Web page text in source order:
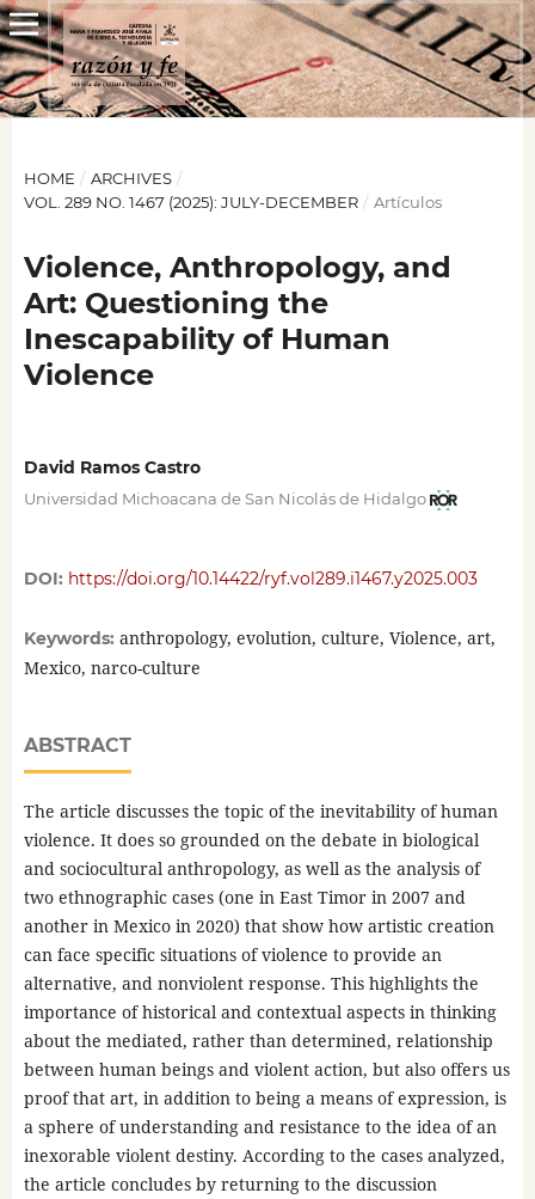
HOME / ARCHIVES /
VOL. 289 NO. 1467 (2025): JULY-DECEMBER / Artículos
Violence, Anthropology, and
Art: Questioning the
Inescapability of Human
Violence
David Ramos Castro
Universidad Michoacana de San Nicolás de Hidalgo
DOI: https://doi.org/10.14422/ryf.vol289.i1467.y2025.003
Keywords: anthropology, evolution, culture, Violence, art,
Mexico, narco-culture
ABSTRACT
The article discusses the topic of the inevitability of human
violence. It does so grounded on the debate in biological
and sociocultural anthropology, as well as the analysis of
two ethnographic cases (one in East Timor in 2007 and
another in Mexico in 2020) that show how artistic creation
can face specific situations of violence to provide an
alternative, and nonviolent response. This highlights the
importance of historical and contextual aspects in thinking
about the mediated, rather than determined, relationship
between human beings and violent action, but also offers us
proof that art, in addition to being a means of expression, is
a sphere of understanding and resistance to the idea of an
inexorable violent destiny. According to the cases analyzed,
the article concludes by returning to the discussion